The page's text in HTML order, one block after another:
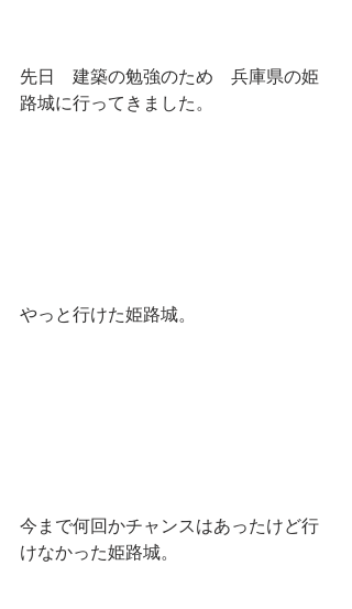
先日　建築の勉強のため　兵庫県の姫
路城に行ってきました。
やっと行けた姫路城。
今まで何回かチャンスはあったけど行
けなかった姫路城。